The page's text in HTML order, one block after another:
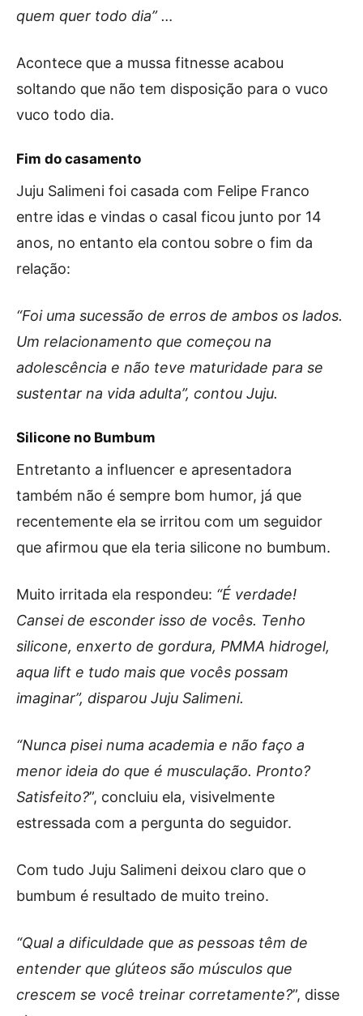
quem quer todo dia” …
Acontece que a mussa fitnesse acabou
soltando que não tem disposição para o vuco
vuco todo dia.
Fim do casamento
Juju Salimeni foi casada com Felipe Franco
entre idas e vindas o casal ficou junto por 14
anos, no entanto ela contou sobre o fim da
relação:
“Foi uma sucessão de erros de ambos os lados.
Um relacionamento que começou na
adolescência e não teve maturidade para se
sustentar na vida adulta”, contou Juju.
Silicone no Bumbum
Entretanto a influencer e apresentadora
também não é sempre bom humor, já que
recentemente ela se irritou com um seguidor
que afirmou que ela teria silicone no bumbum.
Muito irritada ela respondeu: “É verdade!
Cansei de esconder isso de vocês. Tenho
silicone, enxerto de gordura, PMMA hidrogel,
aqua lift e tudo mais que vocês possam
imaginar”, disparou Juju Salimeni.
“Nunca pisei numa academia e não faço a
menor ideia do que é musculação. Pronto?
Satisfeito?”, concluiu ela, visivelmente
estressada com a pergunta do seguidor.
Com tudo Juju Salimeni deixou claro que o
bumbum é resultado de muito treino.
“Qual a dificuldade que as pessoas têm de
entender que glúteos são músculos que
crescem se você treinar corretamente?”, disse